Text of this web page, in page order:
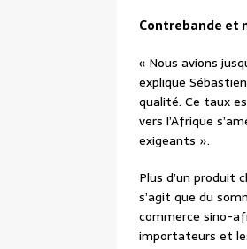
Contrebande et
« Nous avions
explique
qualité. Ce taux
vers l’Afrique
exigeants ».
Plus d’un produit
s’agit que du
commerce sino-
importateurs et